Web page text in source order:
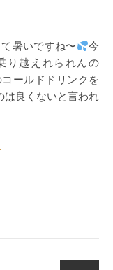
暑いですね〜
今
り越えれられんの
ールドドリンクを
は良くないと言われ